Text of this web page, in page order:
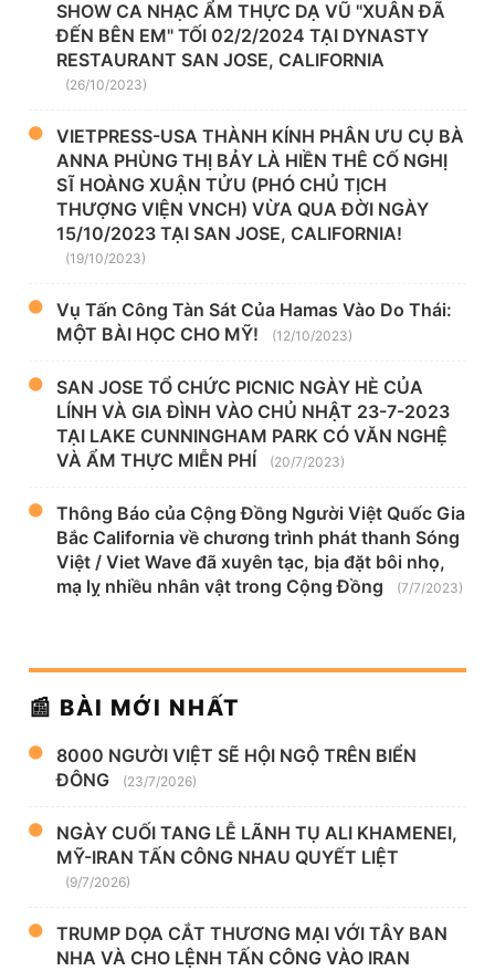
SHOW CA NHẠC ẨM THỰC DẠ VŨ "XUÂN ĐÃ
ĐẾN BÊN EM" TỐI 02/2/2024 TẠI DYNASTY
RESTAURANT SAN JOSE, CALIFORNIA
(26/10/2023)
VIETPRESS-USA THÀNH KÍNH PHÂN ƯU CỤ BÀ
ANNA PHÙNG THỊ BẢY LÀ HIỀN THÊ CỐ NGHỊ
SĨ HOÀNG XUẬN TỬU (PHÓ CHỦ TỊCH
THƯỢNG VIỆN VNCH) VỪA QUA ĐỜI NGÀY
15/10/2023 TẠI SAN JOSE, CALIFORNIA!
(19/10/2023)
Vụ Tấn Công Tàn Sát Của Hamas Vào Do Thái:
MỘT BÀI HỌC CHO MỸ!
(12/10/2023)
SAN JOSE TỔ CHỨC PICNIC NGÀY HÈ CỦA
LÍNH VÀ GIA ĐÌNH VÀO CHỦ NHẬT 23-7-2023
TẠI LAKE CUNNINGHAM PARK CÓ VĂN NGHỆ
VÀ ẨM THỰC MIỄN PHÍ
(20/7/2023)
Thông Báo của Cộng Đồng Người Việt Quốc Gia
Bắc California về chương trình phát thanh Sóng
Việt / Viet Wave đã xuyên tạc, bịa đặt bôi nhọ,
mạ lỵ nhiều nhân vật trong Cộng Đồng
(7/7/2023)
📰 BÀI MỚI NHẤT
8000 NGƯỜI VIỆT SẼ HỘI NGỘ TRÊN BIỂN
ĐÔNG
(23/7/2026)
NGÀY CUỐI TANG LỄ LÃNH TỤ ALI KHAMENEI,
MỸ-IRAN TẤN CÔNG NHAU QUYẾT LIỆT
(9/7/2026)
TRUMP DỌA CẮT THƯƠNG MẠI VỚI TÂY BAN
NHA VÀ CHO LỆNH TẤN CÔNG VÀO IRAN